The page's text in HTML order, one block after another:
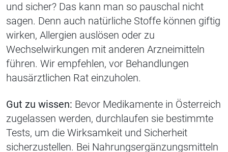
und sicher? Das kann man so pauschal nicht
sagen. Denn auch natürliche Stoffe können giftig
wirken, Allergien auslösen oder zu
Wechselwirkungen mit anderen Arzneimitteln
führen. Wir empfehlen, vor Behandlungen
hausärztlichen Rat einzuholen.
Gut zu wissen: Bevor Medikamente in Österreich
zugelassen werden, durchlaufen sie bestimmte
Tests, um die Wirksamkeit und Sicherheit
sicherzustellen. Bei Nahrungsergänzungsmitteln